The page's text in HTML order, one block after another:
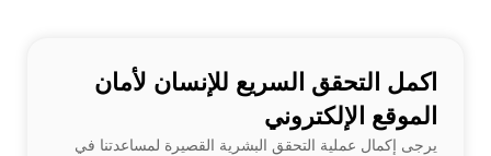
اكمل التحقق السريع للإنسان لأمان
الموقع الإلكتروني
يرجى إكمال عملية التحقق البشرية القصيرة لمساعدتنا في